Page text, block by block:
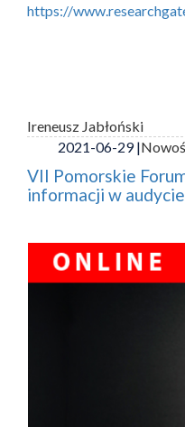
https://
Ireneusz Jabłoński
2021-06-29 |
VII Pomorskie
informacji w